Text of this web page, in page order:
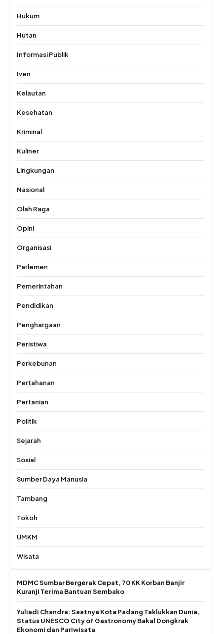
Hukum
Hutan
Informasi Publik
Iven
Kelautan
Kesehatan
Kriminal
Kuliner
Lingkungan
Nasional
Olah Raga
Opini
Organisasi
Parlemen
Pemerintahan
Pendidikan
Penghargaan
Peristiwa
Perkebunan
Pertahanan
Pertanian
Politik
Sejarah
Sosial
Sumber Daya Manusia
Tambang
Tokoh
UMKM
Wisata
MDMC Sumbar Bergerak Cepat, 70 KK Korban Banjir
Kuranji Terima Bantuan Sembako
Yuliadi Chandra: Saatnya Kota Padang Taklukkan Dunia,
Status UNESCO City of Gastronomy Bakal Dongkrak
Ekonomi dan Pariwisata